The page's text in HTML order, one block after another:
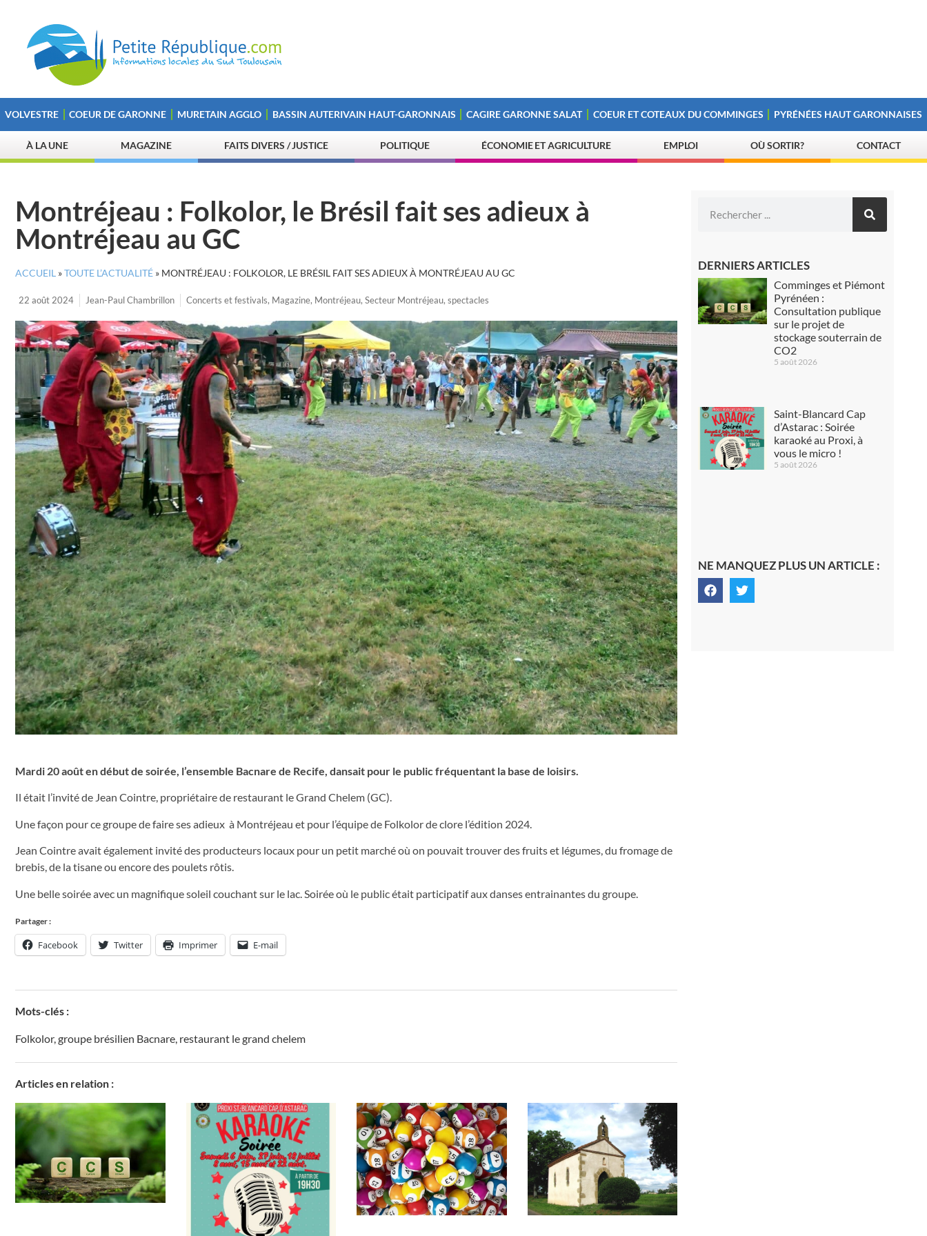
VOLVESTRE COEUR DE GARONNE MURETAIN AGGLO BASSIN AUTERIVAIN HAUT-GARONNAIS CAGIRE GARONNE SALAT COEUR ET COTEAUX DU COMMINGES PYRÉNÉES HAUT GARONNAISES
À LA UNE MAGAZINE FAITS DIVERS / JUSTICE POLITIQUE ÉCONOMIE ET AGRICULTURE EMPLOI OÙ SORTIR? CONTACT
Montréjeau : Folkolor, le Brésil fait ses adieux à
Montréjeau au GC
ACCUEIL »TOUTE L’ACTUALITÉ » MONTRÉJEAU : FOLKOLOR, LE BRÉSIL FAIT SES ADIEUX À MONTRÉJEAU AU GC
22 août 2024 Jean-Paul Chambrillon Concerts et festivals, Magazine, Montréjeau, Secteur Montréjeau, spectacles
Mardi 20 août en début de soirée, l’ensemble Bacnare de Recife, dansait pour le public fréquentant la base de loisirs.
Il était l’invité de Jean Cointre, propriétaire de restaurant le Grand Chelem (GC).
Une façon pour ce groupe de faire ses adieux à Montréjeau et pour l’équipe de Folkolor de clore l’édition 2024.
Jean Cointre avait également invité des producteurs locaux pour un petit marché où on pouvait trouver des fruits et légumes, du fromage de
brebis, de la tisane ou encore des poulets rôtis.
Une belle soirée avec un magnifique soleil couchant sur le lac. Soirée où le public était participatif aux danses entrainantes du groupe.
Partager :
Facebook Twitter Imprimer E-mail
Mots-clés :
Folkolor,groupe brésilien Bacnare, restaurant le grand chelem
Articles en relation :
DERNIERS ARTICLES
Comminges et Piémont
Pyrénéen :
Consultation publique
sur le projet de
stockage souterrain de
CO2
5 août 2026
Saint-Blancard Cap
d’Astarac : Soirée
karaoké au Proxi, à
vous le micro !
5 août 2026
NE MANQUEZ PLUS UN ARTICLE :